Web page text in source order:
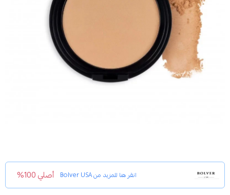
انقر هنا للمزيد منBolver USA أصلي 100%